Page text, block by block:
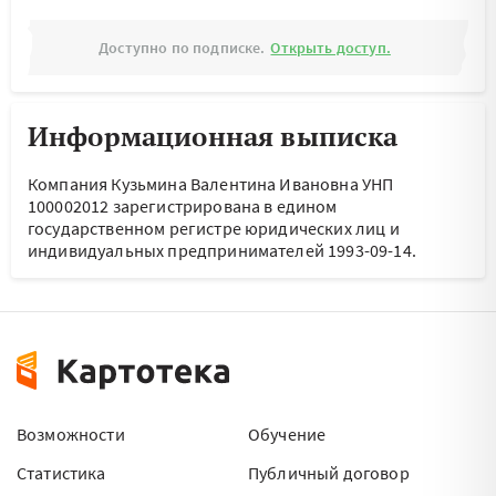
Доступно по подписке. Открыть доступ.
Информационная выписка
Компания Кузьмина Валентина Ивановна УНП
100002012 зарегистрирована в едином
государственном регистре юридических лиц и
индивидуальных предпринимателей 1993-09-14.
Возможности
Статистика
Обучение
Публичный договор